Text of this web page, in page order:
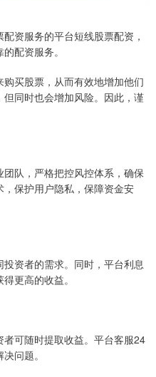
资服务的平台短线股票配资，
配资服务。
买股票，从而有效地增加他们
同时也会增加风险。因此，谨
队，严格把控风控体系，确保
保护用户隐私，保障资金安
资者的需求。同时，平台利息
更高的收益。
可随时提取收益。平台客服24
问题。